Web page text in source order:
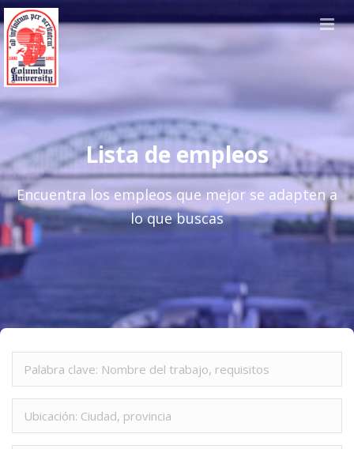
Lista de empleos
Encuentra los empleos que mejor se adapten a
lo que buscas